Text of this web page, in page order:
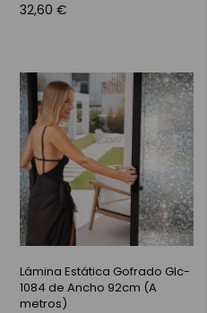
32,60 €
Lámina Estática Gofrado Glc-
1084 de Ancho 92cm (A
metros)